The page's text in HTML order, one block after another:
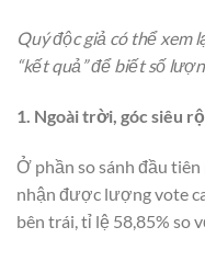
Quý độc giả có thể xem
“kết quả” để biết số
1. Ngoài trời, góc siêu
Ở phần so sánh đầu
nhận được lượng vote
bên trái, tỉ lệ 58,85% so